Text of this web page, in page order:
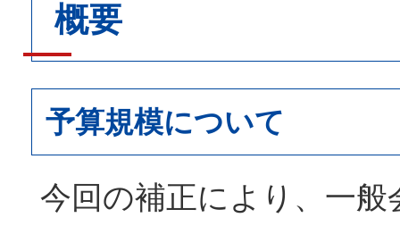
概要
予算規模について
今回の補正により、一般